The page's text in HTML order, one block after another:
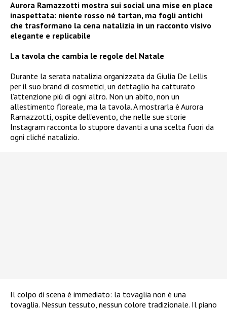
Aurora Ramazzotti mostra sui social una mise en place
inaspettata: niente rosso né tartan, ma fogli antichi
che trasformano la cena natalizia in un racconto visivo
elegante e replicabile
La tavola che cambia le regole del Natale
Durante la serata natalizia organizzata da Giulia De Lellis
per il suo brand di cosmetici, un dettaglio ha catturato
l’attenzione più di ogni altro. Non un abito, non un
allestimento floreale, ma la tavola. A mostrarla è Aurora
Ramazzotti, ospite dell’evento, che nelle sue storie
Instagram racconta lo stupore davanti a una scelta fuori da
ogni cliché natalizio.
Il colpo di scena è immediato: la tovaglia non è una
tovaglia. Nessun tessuto, nessun colore tradizionale. Il piano